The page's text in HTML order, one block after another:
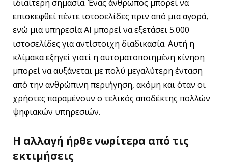
ιδιαίτερη σημασία. Ένας άνθρωπος μπορεί να
επισκεφθεί πέντε ιστοσελίδες πριν από μια αγορά,
ενώ μια υπηρεσία AI μπορεί να εξετάσει 5.000
ιστοσελίδες για αντίστοιχη διαδικασία. Αυτή η
κλίμακα εξηγεί γιατί η αυτοματοποιημένη κίνηση
μπορεί να αυξάνεται με πολύ μεγαλύτερη ένταση
από την ανθρώπινη περιήγηση, ακόμη και όταν οι
χρήστες παραμένουν ο τελικός αποδέκτης πολλών
ψηφιακών υπηρεσιών.
Η αλλαγή ήρθε νωρίτερα από τις
εκτιμήσεις